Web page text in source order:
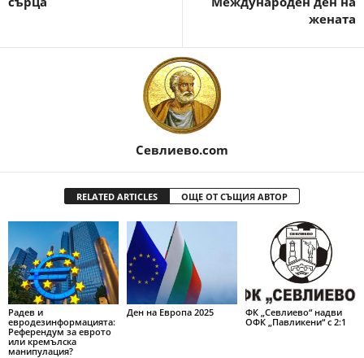
жената
Севлиево.com
RELATED ARTICLES ОЩЕ ОТ СЪЩИЯ АВТОР
Радев и
евродезинформацията:
Референдум за еврото
или кремълска
манипулация?
Ден на Европа 2025
ФК „Севлиево“ надви
ОФК „Павликени“ с 2:1